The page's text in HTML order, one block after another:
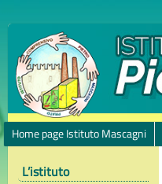
Home page Istituto Mascagni
L’istituto